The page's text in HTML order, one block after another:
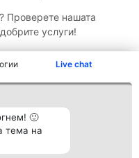
Live chat
🙂
тема на
Проверете нашата
услуги!